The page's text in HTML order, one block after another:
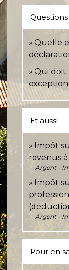
Questions
Quelle
Qui doit
Et aussi
Impôt
revenus
Argent -
Impôt
Argent -
Pour en